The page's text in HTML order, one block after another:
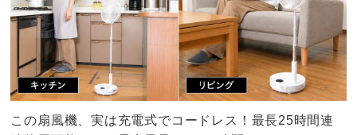
この扇風機、実は充電式でコードレス！最長25時間連